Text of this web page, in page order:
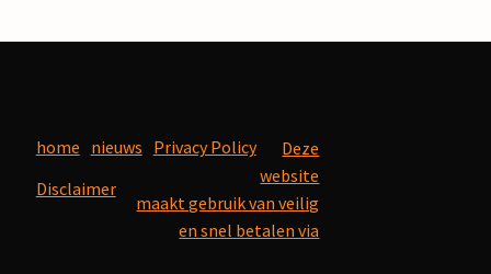
home nieuws Privacy Policy
Disclaimer
Deze
website
maakt gebruik van veilig
en snel betalen via